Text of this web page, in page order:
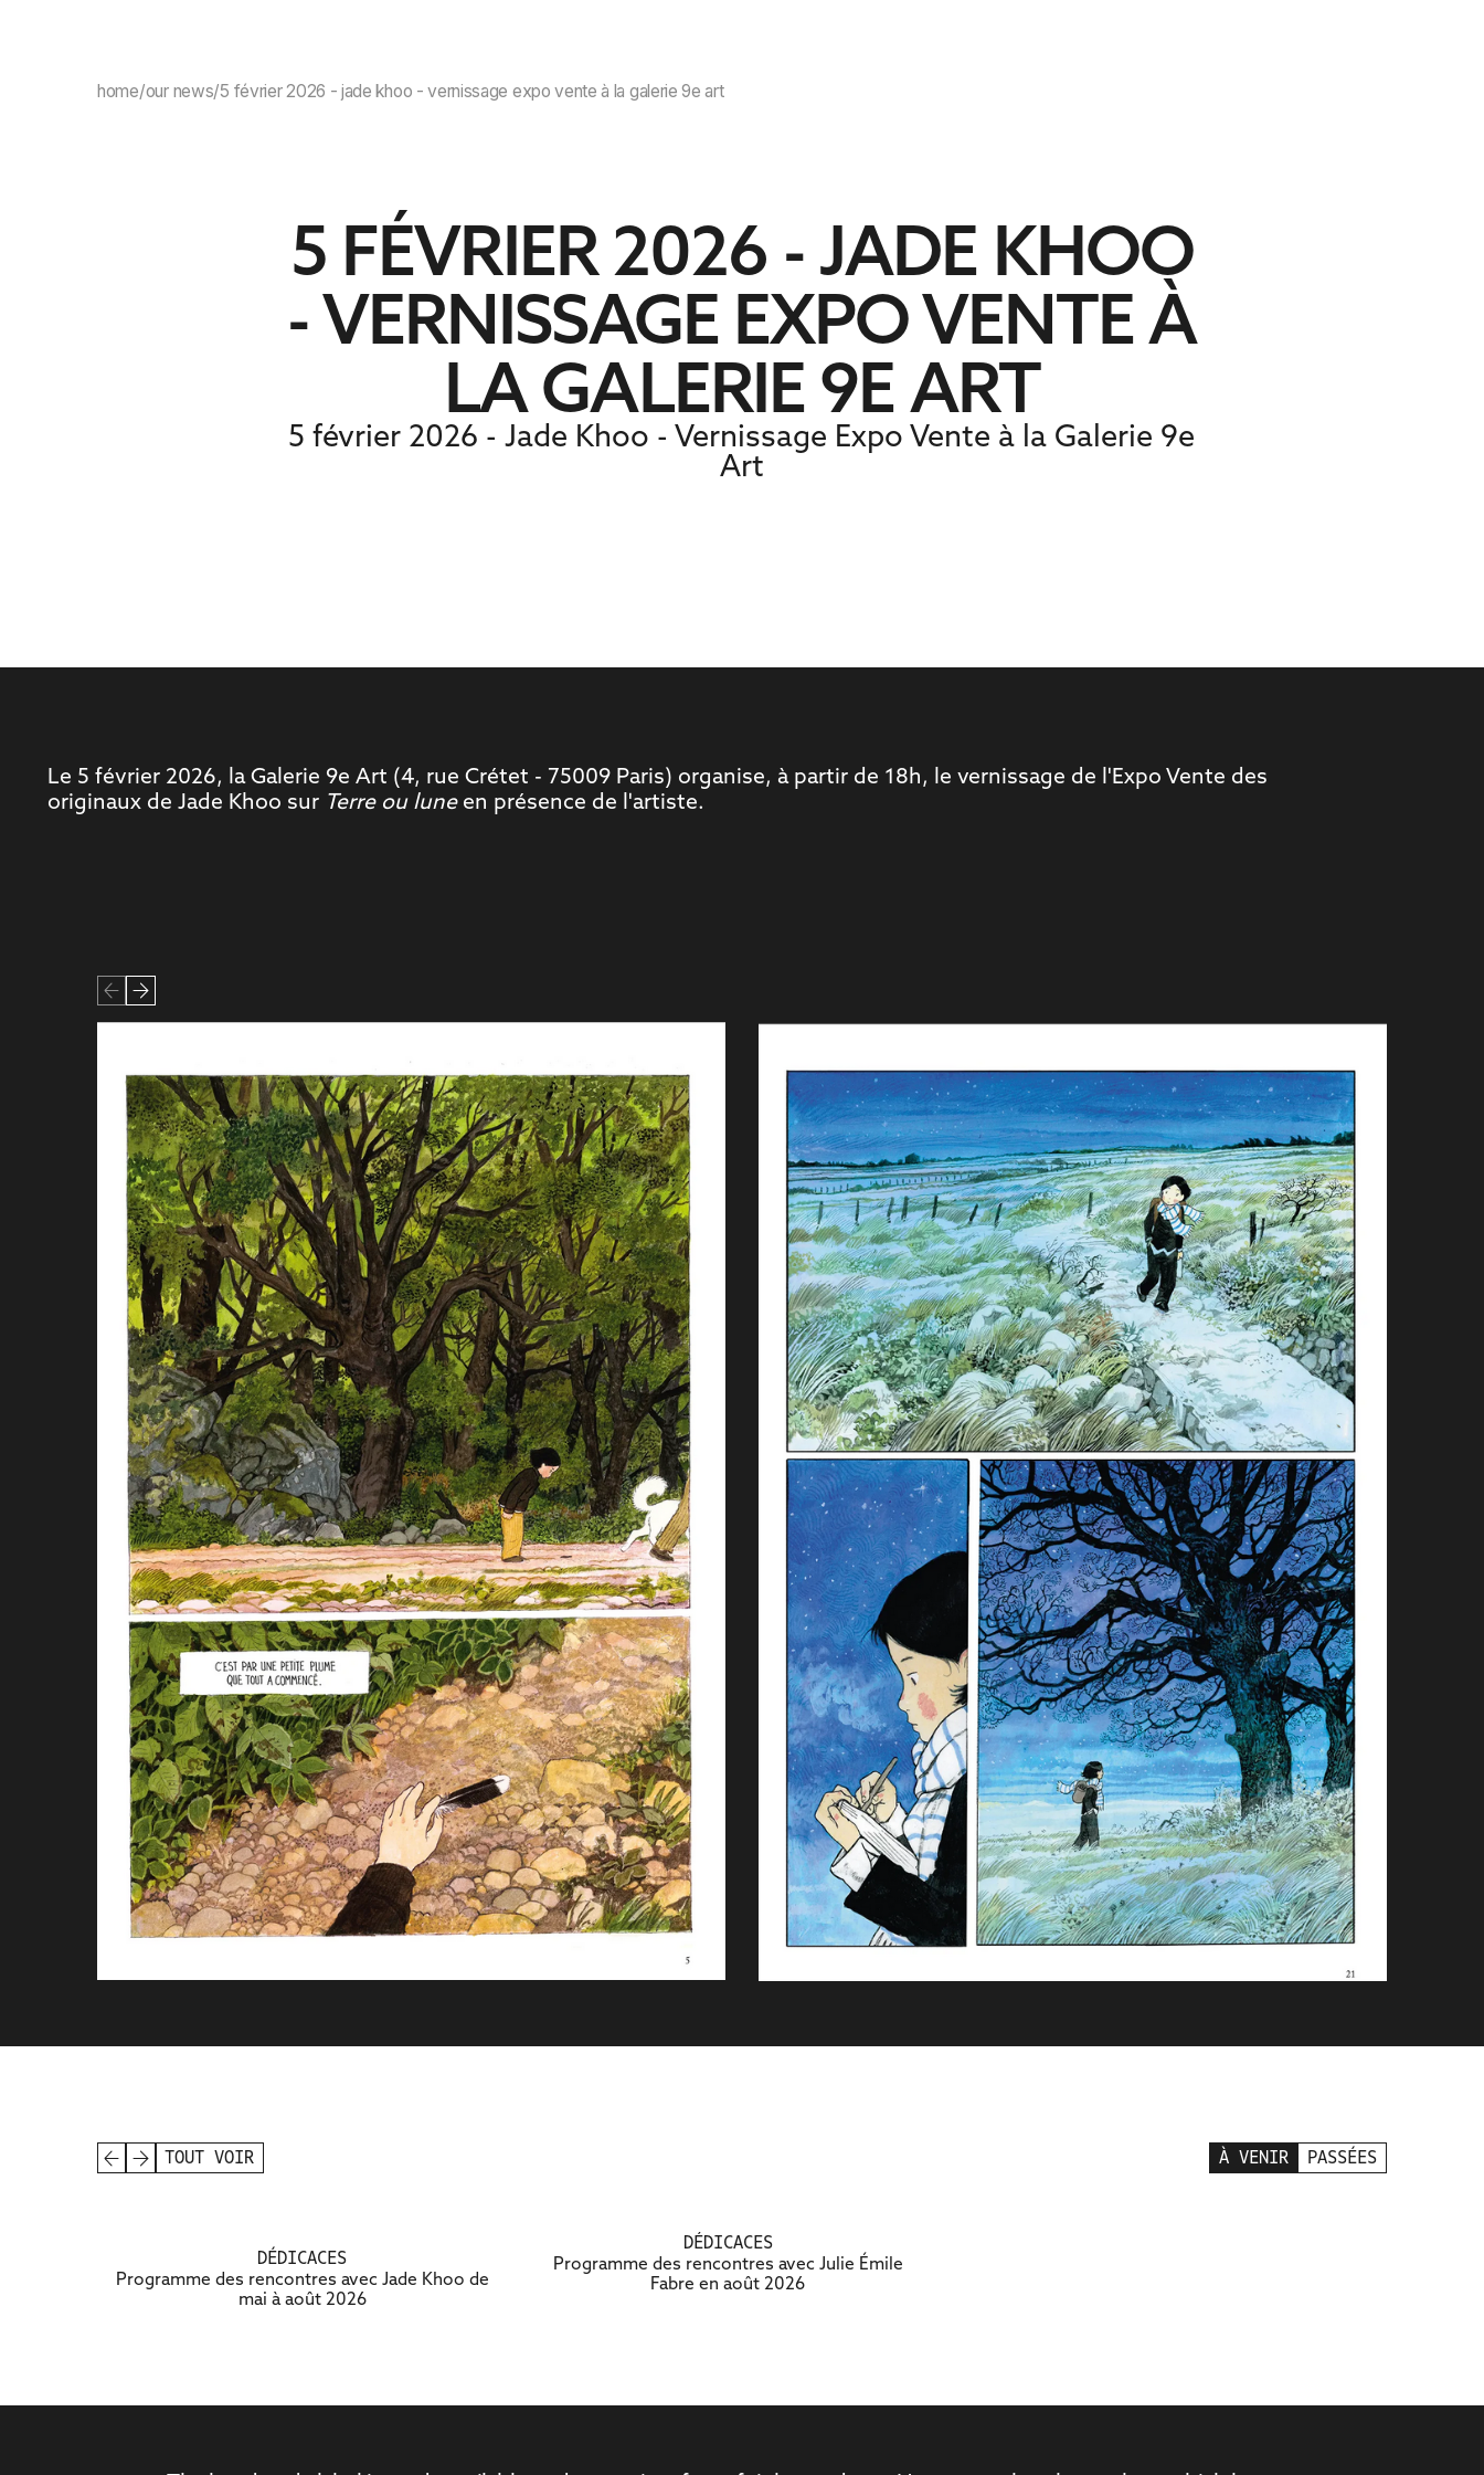
home/our news/5 février 2026 - jade khoo - vernissage expo vente à la galerie 9e art
5 FÉVRIER 2026 - JADE KHOO
- VERNISSAGE EXPO VENTE À
LA GALERIE 9E ART
5 février 2026 - Jade Khoo - Vernissage Expo Vente à la Galerie 9e
Art
T
H
E
B
I
O
G
R
A
P
H
Le 5 février 2026, la Galerie 9e Art (4, rue Crétet - 75009 Paris) organise, à partir de 18h, le vernissage de l'Expo Vente des
originaux de Jade Khoo sur Terre ou luneen présence de l'artiste.
TOUT VOIR À VENIR PASSÉES
DÉDICACES
Programme des rencontres avec Jade Khoo de
mai à août 2026
DÉDICACES
Programme des rencontres avec Julie Émile
Fabre en août 2026